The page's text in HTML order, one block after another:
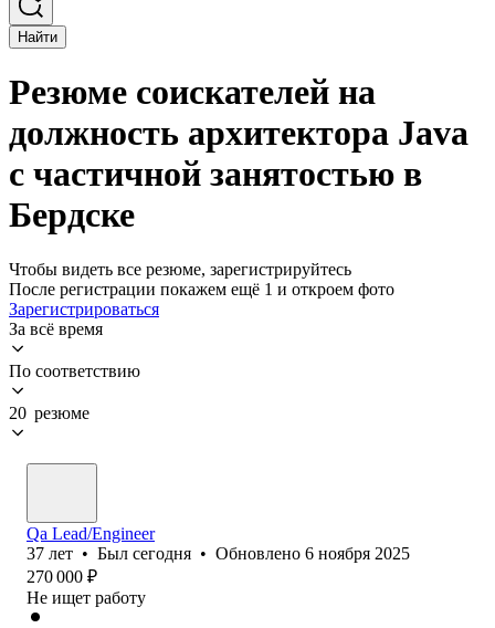
Найти
Резюме соискателей на
должность архитектора Java
с частичной занятостью в
Бердске
Чтобы видеть все резюме, зарегистрируйтесь
После регистрации покажем ещё 1 и откроем фото
Зарегистрироваться
За всё время
По соответствию
20 резюме
Qa Lead/Engineer
37 лет • Был сегодня • Обновлено 6 ноября 2025
270 000 ₽
Не ищет работу